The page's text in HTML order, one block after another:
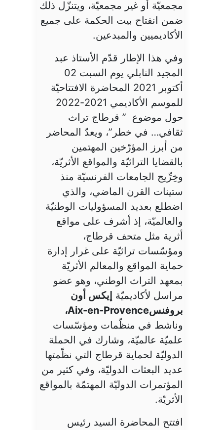
مجمعيّة أو غير مجمعيّة، ويتنزّل ذلك
ضمن انفتاح بيت الحكمة على جميع
الأكاديميين والمبدعين.
وفي هذا الإطار قدّم الأستاذ عبد
المجيد النابلي يوم السبت 02
أكتوبر 2021 المحاضرة الافتتاحيّة
للموسم الأكاديمي 2021-2022
حول موضوع ” قرطاج تراث
ثقافي… في خطر”، ويعدّ المحاضر
من أبرز المؤرّخين المهتمين
بالقضايا التراثيّة والمواقع الأثريّة،
وخِرِّيج الجامعات الفرنسيّة منذ
ستينات القرن الماضي، والذي
اضطلع بعديد المسؤوليات الوطنيّة
والعالميّة، إذ أشرف على مواقع
أثرية مثل متحف قرطاج،
ومؤسّسات تراثيّة على غرار إدارة
حماية المواقع والمعالم الأثريّة
بمعهد التراث الوطني، وهو عضو
مراسل لأكاديميّة إيكس أون
بروفنسAix-en-Provence،
وناشط في منظّمات ومؤسّسات
علميّة عالميّة، وشارك في الحملة
الدوليّة لحماية قرطاج التي نظّمتها
عديد البعثات الدوليّة، وفي كثير من
المؤتمرات الدوليّة المهتمّة بالمواقع
الأثريّة.
افتتح المحاضرة السيد رئيس